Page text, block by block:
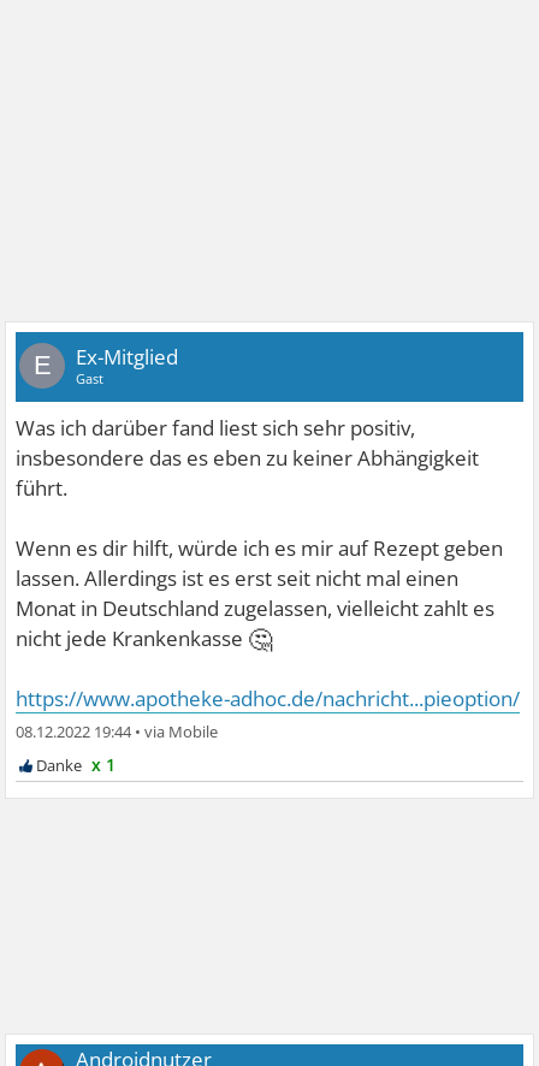
E Ex-Mitglied
Gast
Was ich darüber fand liest sich sehr positiv,
insbesondere das es eben zu keiner Abhängigkeit
führt.
Wenn es dir hilft, würde ich es mir auf Rezept geben
lassen. Allerdings ist es erst seit nicht mal einen
Monat in Deutschland zugelassen, vielleicht zahlt es
nicht jede Krankenkasse 🤔
https://www.apotheke-adhoc.de/nachricht...pieoption/
08.12.2022 19:44•
x 1
Androidnutzer